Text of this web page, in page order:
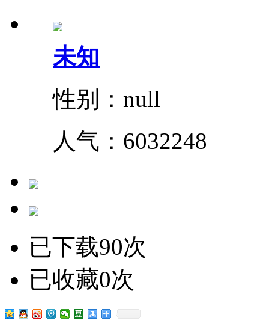
未知
性别：null
人气： 6032248
已下载90次
已收藏0次